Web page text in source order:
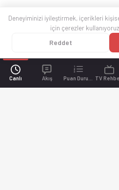
Canlı Akış TV
Deneyiminizi iyileştirmek, içerikleri
için çerezler
Reddet